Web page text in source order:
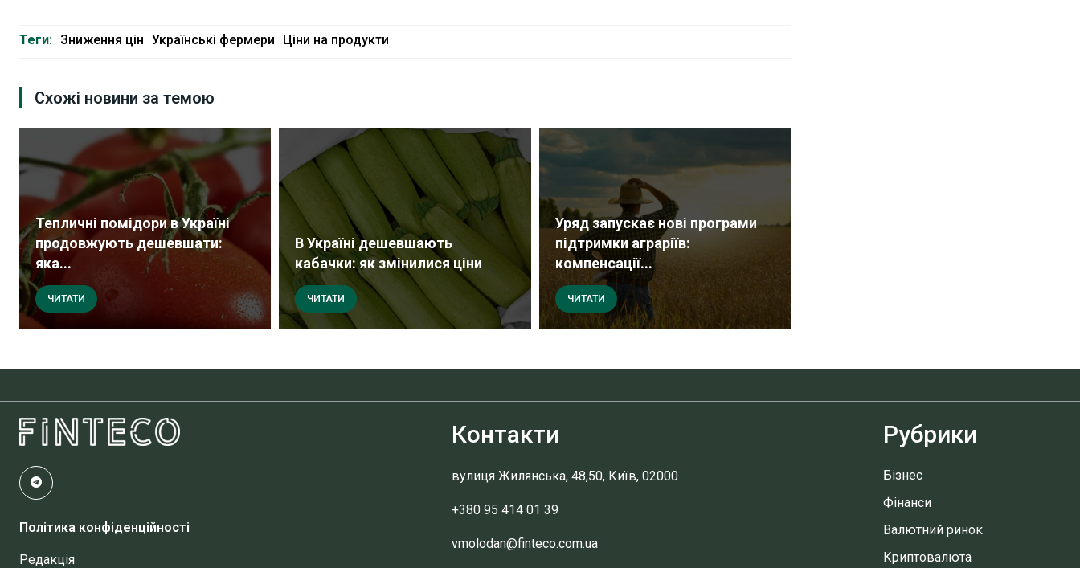
Теги: Зниження цін Українські фермери Ціни на продукти
Схожі новини за темою
Тепличні помідори в Україні
продовжують дешевшати:
яка...
ЧИТАТИ
В Україні дешевшають
кабачки: як змінилися ціни
ЧИТАТИ
Уряд запускає нові програми
підтримки аграріїв:
компенсації...
ЧИТАТИ
Політика конфіденційності
Редакція
Контакти
вулиця Жилянська, 48,50, Київ, 02000
+380 95 414 01 39
vmolodan@finteco.com.ua
Рубрики
Бізнес
Фінанси
Валютний ринок
Криптовалюта